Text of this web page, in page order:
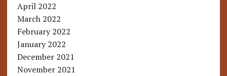
April 2022
March 2022
February 2022
January 2022
December 2021
November 2021